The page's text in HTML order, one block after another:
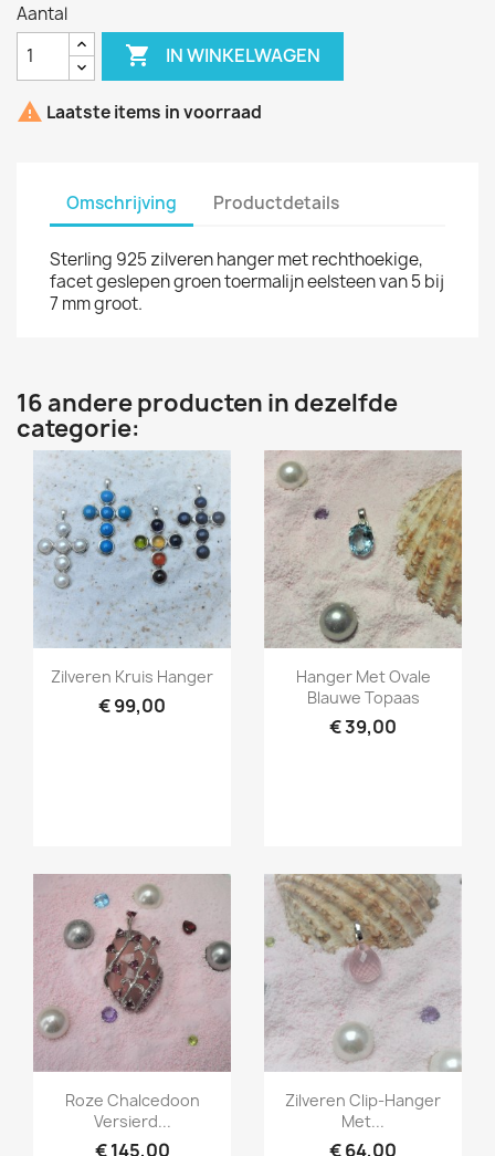
Aantal
 IN WINKELWAGEN
 Laatste items in voorraad
Omschrijving Productdetails
Sterling 925 zilveren hanger met rechthoekige,
facet geslepen groen toermalijn eelsteen van 5 bij
7 mm groot.
16 andere producten in dezelfde
categorie:
Snel bekijken
Zilveren Kruis Hanger
€ 99,00
Snel bekijken
Hanger Met Ovale
Blauwe Topaas
€ 39,00
Snel bekijken
Roze Chalcedoon
Versierd...
€ 145,00
Snel bekijken
Zilveren Clip-Hanger
Met...
€ 64,00